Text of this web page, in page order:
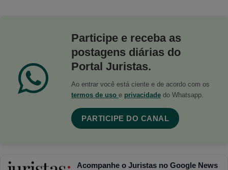
Participe e receba as
postagens diárias do
Portal Juristas.
Ao entrar você está ciente e de acordo com os
termos de uso e privacidade do Whatsapp.
PARTICIPE DO CANAL
Acompanhe o Juristas no Google News